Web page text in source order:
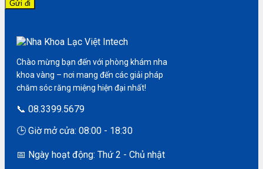
Chào mừng bạn đến với phòng khám nha
khoa vàng – nơi mang đến các giải pháp
chăm sóc răng miệng hiện đại nhất!
📞 08.3399.5679
🕒 Giờ mở cửa: 08:00 - 18:30
📅 Ngày hoạt động: Thứ 2 - Chủ nhật